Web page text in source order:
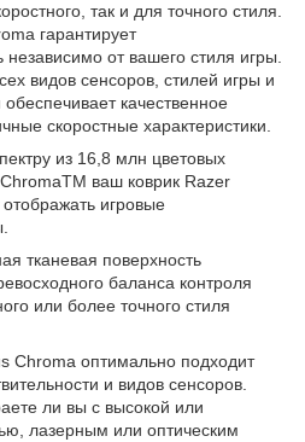
так и для точного стиля.
гарантирует
независимо от вашего стиля игры.
видов сенсоров, стилей игры и
обеспечивает качественное
скоростные характеристики.
из 16,8 млн цветовых
ваш коврик Razer
игровые
тканевая поверхность
баланса контроля
или более точного стиля
Chroma оптимально подходит
и видов сенсоров.
ли вы с высокой или
лазерным или оптическим